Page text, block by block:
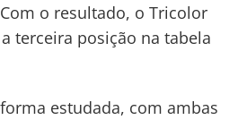
o resultado, o Tricolor
terceira posição na tabela
estudada, com ambas